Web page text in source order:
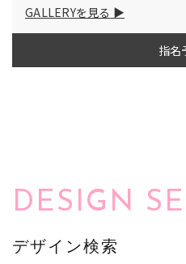
GALLERYを見る
指名
DESIGN
デザイン検索